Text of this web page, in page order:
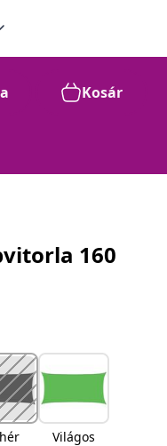
Kosár
160
Világos